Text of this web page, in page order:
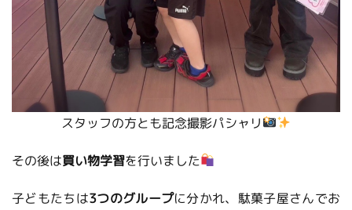
スタッフの方とも記念撮影パシャリ
その後は買い物学習を行いました
子どもたちは3つのグループに分かれ、駄菓子屋さんでお